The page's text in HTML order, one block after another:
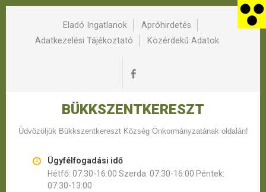
Eladó Ingatlanok
Apróhirdetés
Adatkezelési Tájékoztató
Közérdekű Adatok
BÜKKSZENTKERESZT
Üdvözöljük Bükkszentkereszt Község Önkormányzatának oldalán!
Ügyfélfogadási idő
Hétfő: 07:30-16:00 Szerda: 07:30-16:00 Péntek:
07:30-13:00